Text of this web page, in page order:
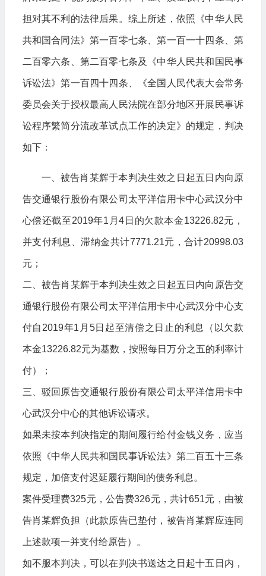
担对其不利的法律后果。综上所述，依照《中华人民
共和国合同法》第一百零七条、第一百一十四条、第
二百零六条、第二百零七条及《中华人民共和国民事
诉讼法》第一百四十四条、《全国人民代表大会常务
委员会关于授权最高人民法院在部分地区开展民事诉
讼程序繁简分流改革试点工作的决定》的规定，判决
如下：
一、被告肖某辉于本判决生效之日起五日内向原
告交通银行股份有限公司太平洋信用卡中心武汉分中
心偿还截至2019年1月4日的欠款本金13226.82元，
并支付利息、滞纳金共计7771.21元，合计20998.03
元；
二、被告肖某辉于本判决生效之日起五日内向原告交
通银行股份有限公司太平洋信用卡中心武汉分中心支
付自2019年1月5日起至清偿之日止的利息（以欠款
本金13226.82元为基数，按照每日万分之五的利率计
付）；
三、驳回原告交通银行股份有限公司太平洋信用卡中
心武汉分中心的其他诉讼请求。
如果未按本判决指定的期间履行给付金钱义务，应当
依照《中华人民共和国民事诉讼法》第二百五十三条
规定，加倍支付迟延履行期间的债务利息。
案件受理费325元，公告费326元，共计651元，由被
告肖某辉负担（此款原告已垫付，被告肖某辉应连同
上述款项一并支付给原告）。
如不服本判决，可以在判决书送达之日起十五日内，